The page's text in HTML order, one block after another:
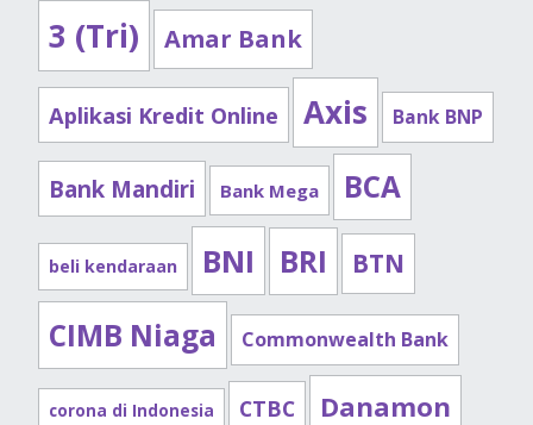
3 (Tri) Amar Bank
Aplikasi Kredit Online Axis Bank BNP
Bank Mandiri Bank Mega BCA
beli kendaraan BNI BRI BTN
CIMB Niaga Commonwealth Bank
corona di Indonesia CTBC Danamon